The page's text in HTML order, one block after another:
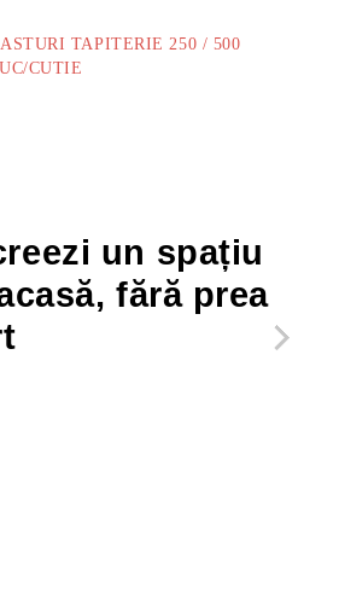
TAPITERIE 250 / 500
CUTIE
un spațiu
fără prea